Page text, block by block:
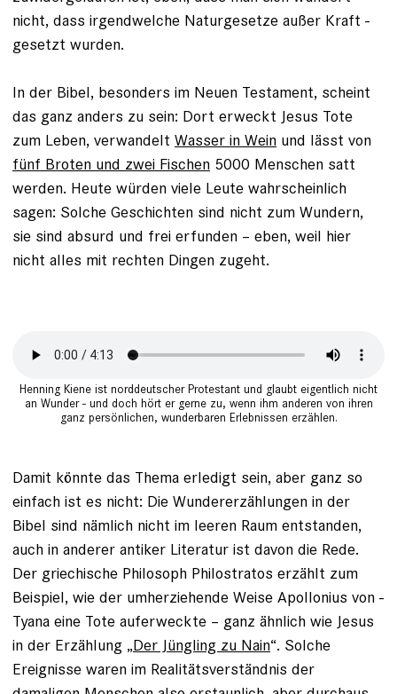
nicht, dass irgendwelche Naturgesetze außer Kraft ­
gesetzt wurden.
In der Bibel, besonders im Neuen Testament, scheint
das ganz anders zu sein: Dort erweckt Jesus Tote
zum Leben, verwandelt Wasser in Wein und lässt von
fünf Bro­ten und zwei Fischen 5000 Menschen satt
werden. Heute würden viele Leute wahrscheinlich
sagen: Solche Geschichten sind nicht zum Wundern,
sie sind absurd und frei erfunden – eben, weil hier
nicht alles mit rechten Dingen zugeht.
Henning Kiene ist norddeutscher Protestant und glaubt eigentlich nicht
an Wunder - und doch hört er gerne zu, wenn ihm anderen von ihren
ganz persönlichen, wunderbaren Erlebnissen erzählen.
Damit könnte das Thema erledigt sein, aber ganz so
einfach ist es nicht: Die ­Wundererzählungen in der
Bibel sind näm­lich nicht im leeren Raum entstanden,
auch in anderer antiker Literatur ist davon die Rede.
Der griechische Philosoph Philo­stratos erzählt zum
Beispiel, wie der umherziehende Weise Apollonius von ­
Tyana eine Tote auferweckte – ganz ähnlich wie Jesus
in der Erzählung „Der Jüngling zu Nain“. Solche
Ereignisse ­waren im Realitätsverständnis der